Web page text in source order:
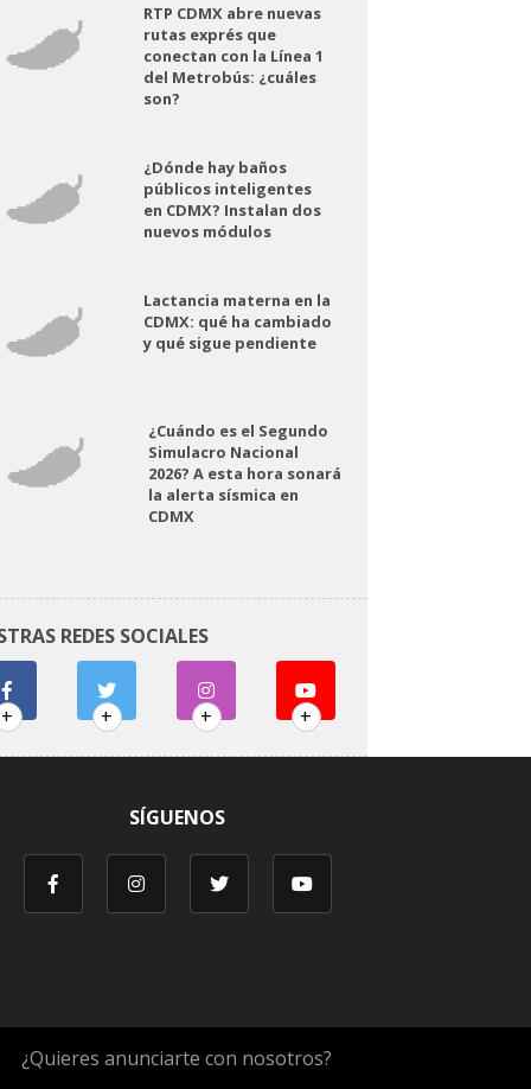
RTP CDMX abre nuevas
rutas exprés que
conectan con la Línea 1
del Metrobús: ¿cuáles
son?
¿Dónde hay baños
públicos inteligentes
en CDMX? Instalan dos
nuevos módulos
Lactancia materna en la
CDMX: qué ha cambiado
y qué sigue pendiente
¿Cuándo es el Segundo
Simulacro Nacional
2026? A esta hora sonará
la alerta sísmica en
CDMX
REDES SOCIALES
+ + + +
SÍGUENOS
¿Quieres anunciarte con nosotros?